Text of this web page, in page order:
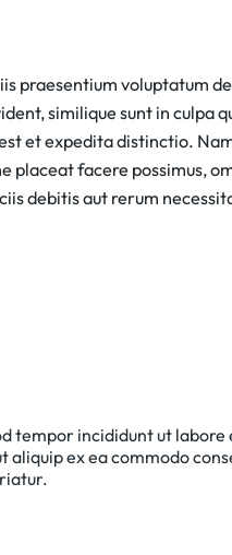
praesentium voluptatum
similique sunt in culpa
et expedita distinctio.
placeat facere possimus,
debitis aut rerum
tempor incididunt ut
ex ea commodo